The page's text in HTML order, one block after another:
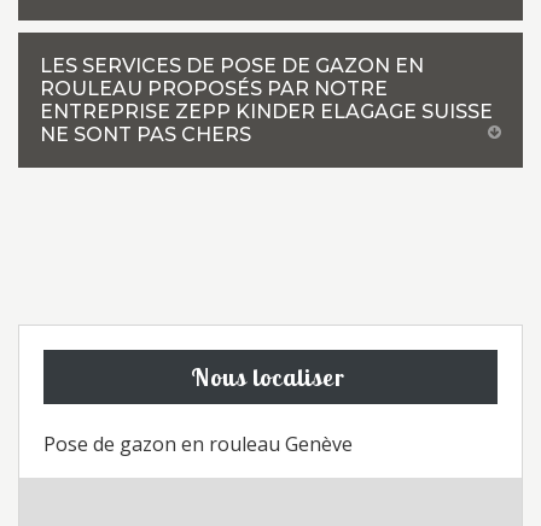
LES SERVICES DE POSE DE GAZON EN
ROULEAU PROPOSÉS PAR NOTRE
ENTREPRISE ZEPP KINDER ELAGAGE SUISSE
NE SONT PAS CHERS
Nous localiser
Pose de gazon en rouleau Genève